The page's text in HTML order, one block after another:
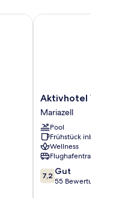
Aktivhotel
Weißer
Hirsch
Mariazell
Aktivhotel Weißer
Mariazell
Pool
Frühstück inbegriffen
Wellness
Flughafentransfer
7.2
von
7,2 Gut
55 Bewertungen
Aktivhotel Weißer